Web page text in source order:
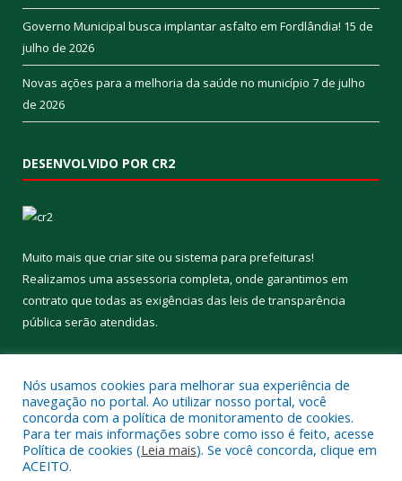
Governo Municipal busca implantar asfalto em Fordlândia! 15 de
julho de 2026
Novas ações para a melhoria da saúde no município 7 de julho
de 2026
DESENVOLVIDO POR CR2
Muito mais que criar site ou sistema para prefeituras!
Realizamos uma assessoria completa, onde garantimos em
contrato que todas as exigências das leis de transparência
pública serão atendidas.
Todos os direitos reservados a Prefeitura Municipal de Aveiro.
Nós usamos cookies para melhorar sua experiência de
navegação no portal. Ao utilizar nosso portal, você
concorda com a política de monitoramento de cookies.
Para ter mais informações sobre como isso é feito, acesse
Política de cookies (Leia mais). Se você concorda, clique em
ACEITO.